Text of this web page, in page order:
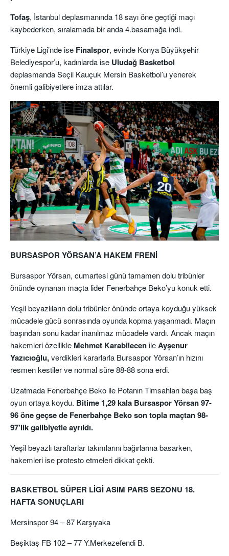
Tofaş, İstanbul deplasmanında 18 sayı öne geçtiği maçı
kaybederken, sıralamada bir anda 4.basamağa indi.
Türkiye Ligi’nde ise Finalspor, evinde Konya Büyükşehir
Belediyespor’u, kadınlarda ise Uludağ Basketbol
deplasmanda Seçil Kauçuk Mersin Basketbol’u yenerek
önemli galibiyetlere imza attılar.
BURSASPOR YÖRSAN’A HAKEM FRENİ
Bursaspor Yörsan, cumartesi günü tamamen dolu tribünler
önünde oynanan maçta lider Fenerbahçe Beko’yu konuk etti.
Yeşil beyazlıların dolu tribünler önünde ortaya koyduğu yüksek
mücadele gücü sonrasında oyunda kopma yaşanmadı. Maçın
başından sonu kadar inanılmaz mücadele vardı. Ancak maçın
hakemleri özellikle Mehmet KarabilecenileAyşenur
Yazıcıoğlu,verdikleri kararlarla Bursaspor Yörsan’ın hızını
resmen kestiler ve normal süre 88-88 sona erdi.
Uzatmada Fenerbahçe Beko ile Potanın Timsahları başa baş
oyun ortaya koydu. Bitime 1,29 kala Bursaspor Yörsan 97-
96 öne geçse de Fenerbahçe Beko son topla maçtan 98-
97’lik galibiyetle ayrıldı.
Yeşil beyazlı taraftarlar takımlarını bağırlarına basarken,
hakemleri ise protesto etmeleri dikkat çekti.
BASKETBOL SÜPER LİGİ ASIM PARS SEZONU 18.
HAFTA SONUÇLARI
Mersinspor 94 – 87 Karşıyaka
Beşiktaş FB 102 – 77 Y.Merkezefendi B.